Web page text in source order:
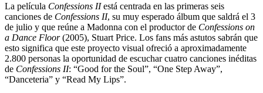
La película Confessions IIestá centrada en las primeras seis
canciones de Confessions II, su muy esperado álbum que saldrá el 3
de julio y que reúne a Madonna con el productor de Confessions on
a Dance Floor(2005), Stuart Price. Los fans más astutos sabrán que
esto significa que este proyecto visual ofreció a aproximadamente
2.800 personas la oportunidad de escuchar cuatro canciones inéditas
de Confessions II: “Good for the Soul”, “One Step Away”,
“Danceteria” y “Read My Lips”.